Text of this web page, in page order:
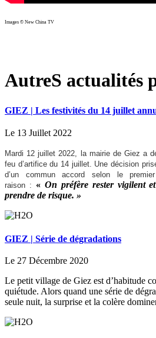
Images © New China TV
AutreS actualités
GIEZ | Les festivités du 14 juillet
Le 13 Juillet 2022
Mardi 12 juillet 2022, la mairie de Giez a
feu d’artifice du 14 juillet. Une décision
d’un commun accord selon le
raison : «On préfère rester vigilent
prendre de risque. »
GIEZ | Série de dégradations
Le 27 Décembre 2020
Le petit village de Giez est d’habitude
quiétude. Alors quand une série de
seule nuit, la surprise et la colère